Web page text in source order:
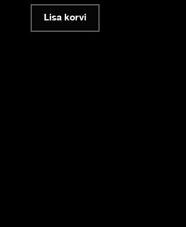
Lisa korvi